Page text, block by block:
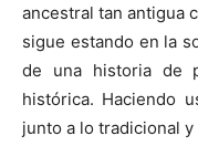
ancestral tan antigua
sigue estando en la
de una historia de
histórica. Haciendo
junto a lo tradicional